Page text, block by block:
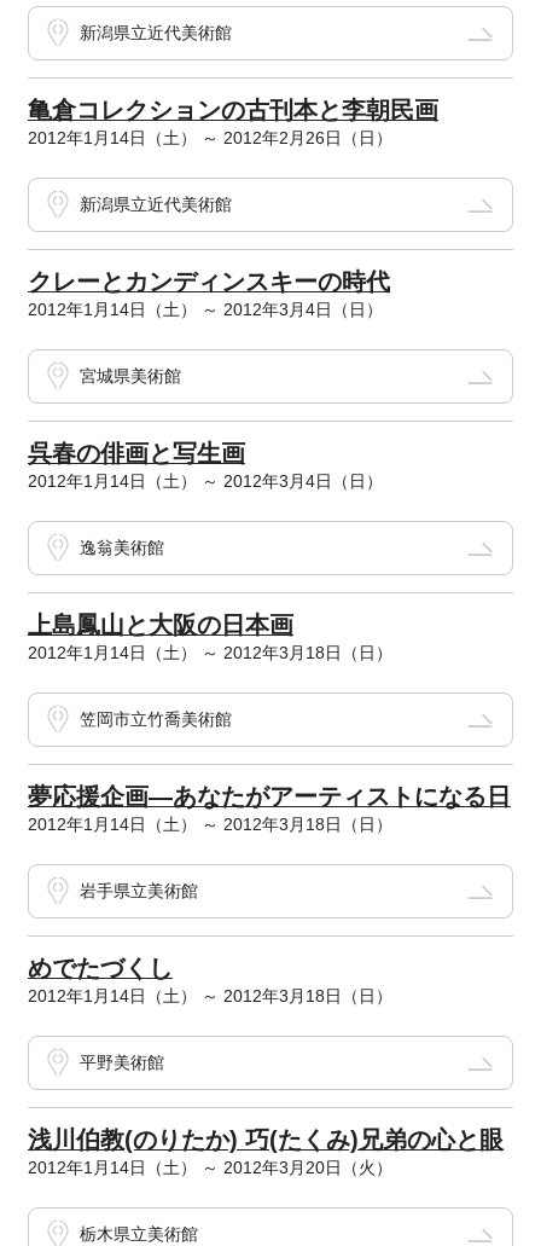
新潟県立近代美術館
亀倉コレクションの古刊本と李朝民画
2012年1月14日（土） ～ 2012年2月26日（日）
新潟県立近代美術館
クレーとカンディンスキーの時代
2012年1月14日（土） ～ 2012年3月4日（日）
宮城県美術館
呉春の俳画と写生画
2012年1月14日（土） ～ 2012年3月4日（日）
逸翁美術館
上島鳳山と大阪の日本画
2012年1月14日（土） ～ 2012年3月18日（日）
笠岡市立竹喬美術館
夢応援企画―あなたがアーティストになる日
2012年1月14日（土） ～ 2012年3月18日（日）
岩手県立美術館
めでたづくし
2012年1月14日（土） ～ 2012年3月18日（日）
平野美術館
浅川伯教(のりたか) 巧(たくみ)兄弟の心と眼
2012年1月14日（土） ～ 2012年3月20日（火）
栃木県立美術館